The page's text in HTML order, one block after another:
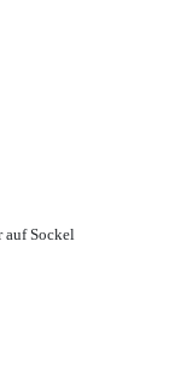
Sockel